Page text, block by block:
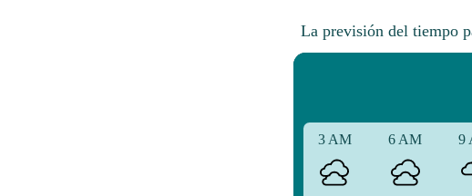
La previsión del tiempo
3 AM 6 AM 9